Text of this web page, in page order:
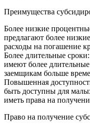
Преимущества
Более низкие
предлагают более
расходы на погашение
Более длительные
имеют более
заемщикам больше
Повышенная
быть доступны для
иметь права на
Право на получение